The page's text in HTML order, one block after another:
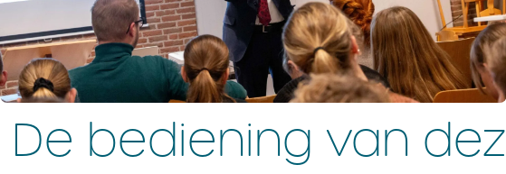
De bediening van